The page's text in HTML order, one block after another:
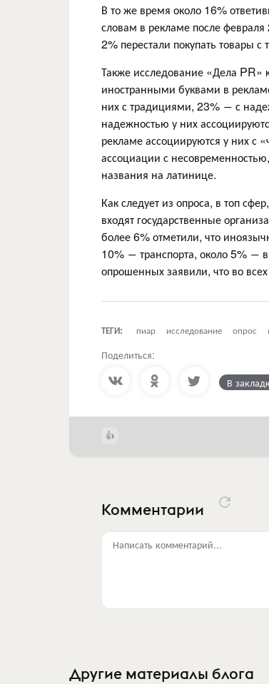
В то же время около 16%
словам в рекламе после
2% перестали покупать товары с
Также исследование «Дела PR»
иностранными буквами в
них с традициями, 23% ― с
надежностью у них
рекламе ассоциируются у них с
ассоциации с
названия на латинице.
Как следует из опроса, в топ
входят государственные
более 6% отметили, что
10% ― транспорта, около 5% ―
опрошенных заявили, что во
ТЕГИ: пиар исследование опрос
Поделиться:
В
Комментарии
Написать комментарий...
Другие материалы блога